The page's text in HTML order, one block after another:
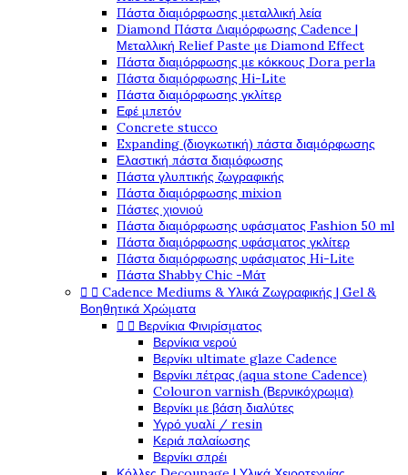
Πάστα διαμόρφωσης μεταλλική λεία
Diamond Πάστα Διαμόρφωσης Cadence |
Μεταλλική Relief Paste με Diamond Effect
Πάστα διαμόρφωσης με κόκκους Dora perla
Πάστα διαμόρφωσης Hi-Lite
Πάστα διαμόρφωσης γκλίτερ
Εφέ μπετόν
Concrete stucco
Expanding (διογκωτική) πάστα διαμόρφωσης
Ελαστική πάστα διαμόφωσης
Πάστα γλυπτικής ζωγραφικής
Πάστα διαμόρφωσης mixion
Πάστες χιονιού
Πάστα διαμόρφωσης υφάσματος Fashion 50 ml
Πάστα διαμόρφωσης υφάσματος γκλίτερ
Πάστα διαμόρφωσης υφάσματος Hi-Lite
Πάστα Shabby Chic -Μάτ
  Cadence Mediums & Υλικά Ζωγραφικής | Gel &
Βοηθητικά Χρώματα
  Βερνίκια Φινιρίσματος
Βερνίκια νερού
Βερνίκι ultimate glaze Cadence
Βερνίκι πέτρας (aqua stone Cadence)
Colouron varnish (Βερνικόχρωμα)
Βερνίκι με βάση διαλύτες
Υγρό γυαλί / resin
Κεριά παλαίωσης
Βερνίκι σπρέι